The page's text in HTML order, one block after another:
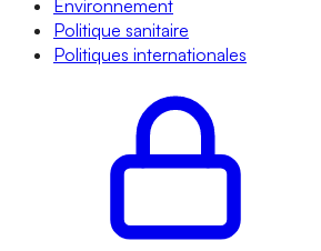
Environnement
Politique sanitaire
Politiques internationales